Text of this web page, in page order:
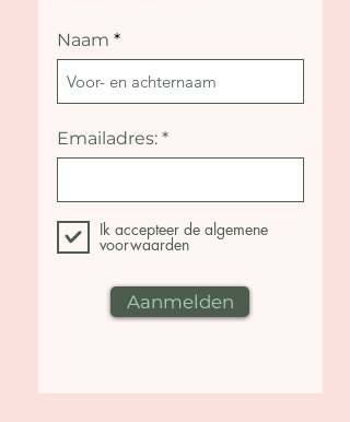
Naam
Emailadres:
Ik accepteer de algemene
voorwaarden
Aanmelden